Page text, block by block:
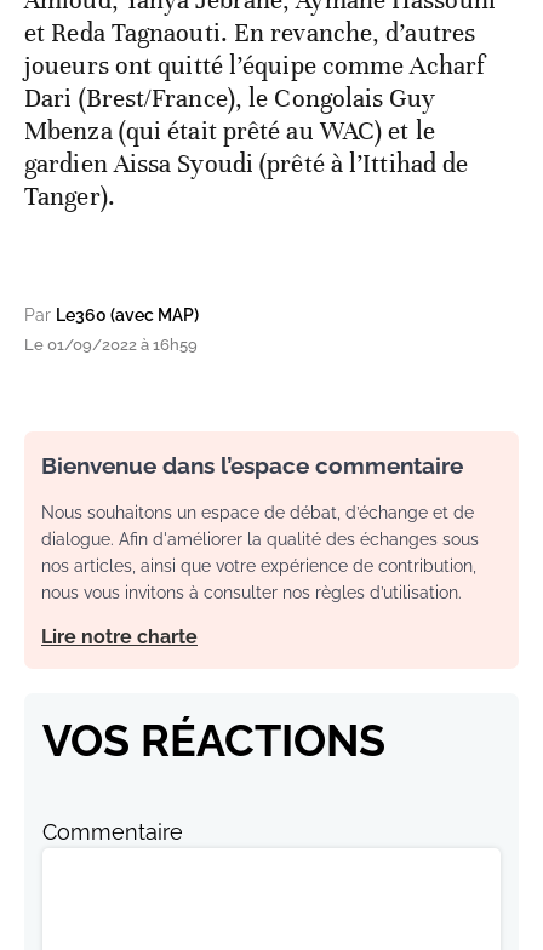
et Reda Tagnaouti. En revanche, d’autres
joueurs ont quitté l’équipe comme Acharf
Dari (Brest/France), le Congolais Guy
Mbenza (qui était prêté au WAC) et le
gardien Aissa Syoudi (prêté à l’Ittihad de
Tanger).
Par Le360 (avec MAP)
Le 01/09/2022 à 16h59
Bienvenue dans l’espace commentaire
Nous souhaitons un espace de débat, d’échange et de
dialogue. Afin d'améliorer la qualité des échanges sous
nos articles, ainsi que votre expérience de contribution,
nous vous invitons à consulter nos règles d’utilisation.
Lire notre charte
VOS RÉACTIONS
Commentaire